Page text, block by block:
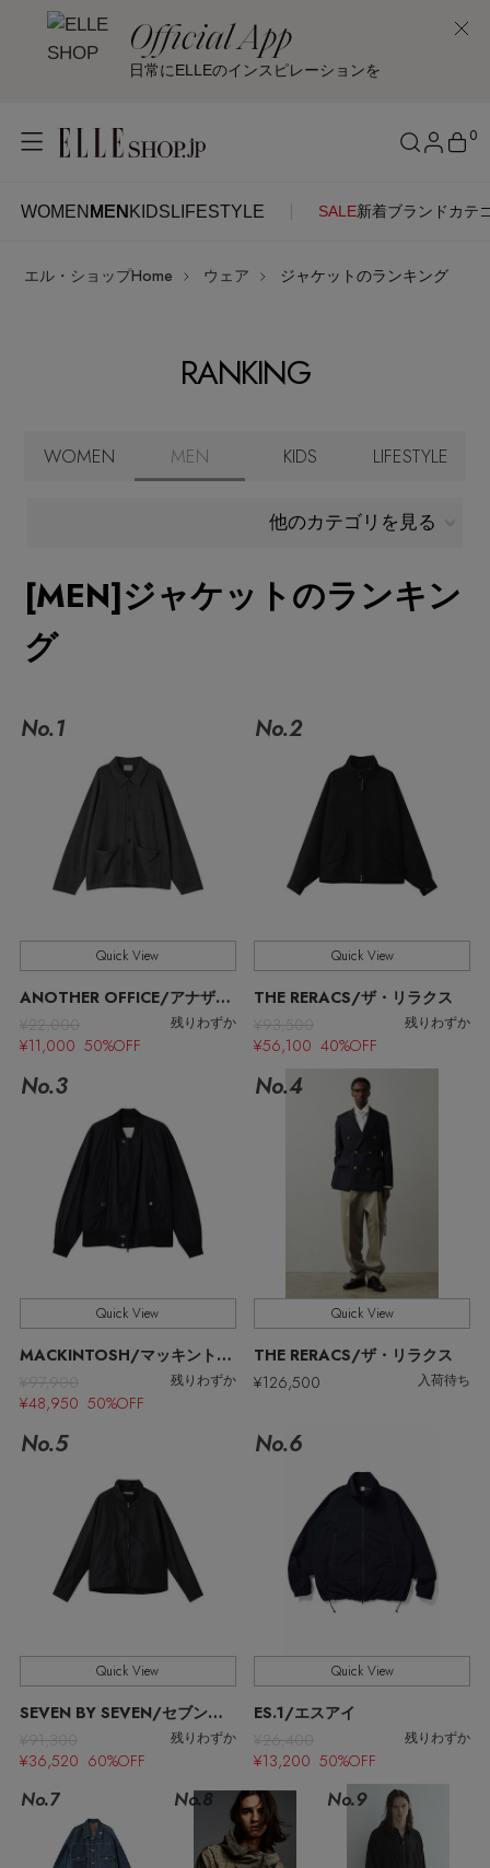
Official App
日常にELLEのインスピレーションを
WOMEN MEN KIDS LIFESTYLE SALE新着ブランド カテ
0
WOMENMEN KIDSLIFESTYLE
再入荷アイテム
ブランド
MEN'S カットソー
MEN'S スニーカー
MEN'S スポーツ
MEN'S パンツ
SALE
ウェア
すべてのウェア
シャツ
カットソー・Tシャツ
パンツ
ジャケット
ニット
コート
ルームウェア
シューズ
すべてのシューズ
サンダル
スニーカー
フラットシューズ
レインシューズ
ブーツ
バッグ・財布
すべてのバッグ・財布
ショルダーバッグ
トートバッグ
財布・小物
ボディバッグ・ウェストポーチ
クラッチバッグ
スーツケース
ファッション小物
すべてのファッション小物
ストール・マフラー・ケープ
帽子・イヤーマフ
ヘアアクセサリー
スマートフォンケース・タブレットケース
アイウェア
レッグウェア
ポーチ
アクセサリー
ピアス・イヤリング
バングル・ブレスレット
リング
アンクレット
チャーム
すべてのアンダーウェア
スポーツ
すべてのスポーツ
シューズ
水着・スイムウェア
CONTENTS
特集一覧
NEW IN BRAND
BRAND NEWS
HOT STYLE
はじめてご利用の方
いち早くお届けします。
SUPPORT
ご利用ガイド
カスタマーサポート
エル・ショップについて
お知らせ
よくあるご質問
エル・ショップHome ウェア ジャケットのランキング
RANKING
WOMEN MEN KIDS LIFESTYLE
他のカテゴリを見る
[MEN]ジャケットのランキン
グ
No.1
Quick View
ANOTHER OFFICE/アナザーオフィス
¥22,000
残りわずか
¥11,000 50%OFF
No.2
Quick View
THE RERACS/ザ・リラクス
¥93,500
残りわずか
¥56,100 40%OFF
No.3
Quick View
MACKINTOSH/マッキントッシュ
¥97,900
残りわずか
¥48,950 50%OFF
No.4
Quick View
THE RERACS/ザ・リラクス
¥126,500
入荷待ち
No.5
Quick View
SEVEN BY SEVEN/セブンバイセブン
¥91,300
残りわずか
¥36,520 60%OFF
No.6
Quick View
ES.1/エスアイ
¥26,400
残りわずか
¥13,200 50%OFF
No.7 No.8 No.9